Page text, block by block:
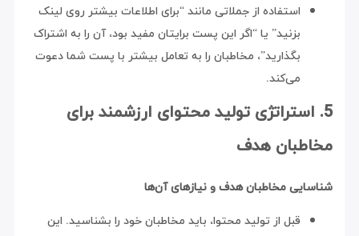
استفاده از جملاتی مانند “برای اطلاعات بیشتر روی لینک
بزنید” یا “اگر این پست برایتان مفید بود، آن را به اشتراک
بگذارید”، مخاطبان را به تعامل بیشتر با پست شما دعوت
می‌کند.
5. استراتژی تولید محتوای ارزشمند برای
مخاطبان هدف
شناسایی مخاطبان هدف و نیازهای آن‌ها
قبل از تولید محتوا، باید مخاطبان خود را بشناسید. این